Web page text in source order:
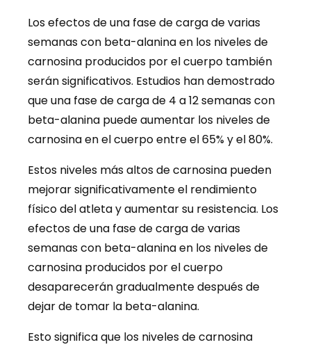
Los efectos de una fase de carga de varias
semanas con beta-alanina en los niveles de
carnosina producidos por el cuerpo también
serán significativos. Estudios han demostrado
que una fase de carga de 4 a 12 semanas con
beta-alanina puede aumentar los niveles de
carnosina en el cuerpo entre el 65% y el 80%.
Estos niveles más altos de carnosina pueden
mejorar significativamente el rendimiento
físico del atleta y aumentar su resistencia. Los
efectos de una fase de carga de varias
semanas con beta-alanina en los niveles de
carnosina producidos por el cuerpo
desaparecerán gradualmente después de
dejar de tomar la beta-alanina.
Esto significa que los niveles de carnosina